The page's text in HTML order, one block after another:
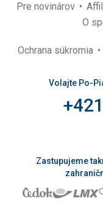
Pre novinárov
O
Ochrana súkromia
Volajte Po-
Zastupujeme